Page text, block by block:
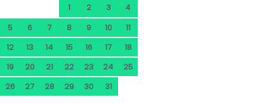
1 2 3
4
5
6 7 8 9 10
11
12
13 14 15 16 17
18
19
20 21 22 23 24
25
26
27 28 29 30 31